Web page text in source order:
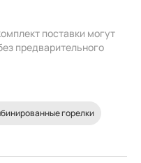
поставки могут
предварительного
горелки